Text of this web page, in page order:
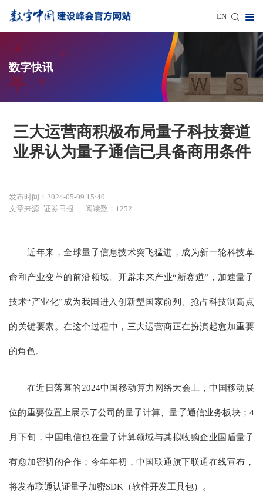
EN
数字快讯
三大运营商积极布局量子科技赛道
业界认为量子通信已具备商用条件
发布时间：2024-05-09 15:40
文章来源: 证券日报
阅读数：1252
近年来，全球量子信息技术突飞猛进，成为新一轮科技革
命和产业变革的前沿领域。开辟未来产业“新赛道”，加速量子
技术“产业化”成为我国进入创新型国家前列、抢占科技制高点
的关键要素。在这个过程中，三大运营商正在扮演起愈加重要
的角色。
在近日落幕的2024中国移动算力网络大会上，中国移动展
位的重要位置上展示了公司的量子计算、量子通信业务板块；4
月下旬，中国电信也在量子计算领域与其拟收购企业国盾量子
有愈加密切的合作；今年年初，中国联通旗下联通在线宣布，
将发布联通认证量子加密SDK（软件开发工具包）。